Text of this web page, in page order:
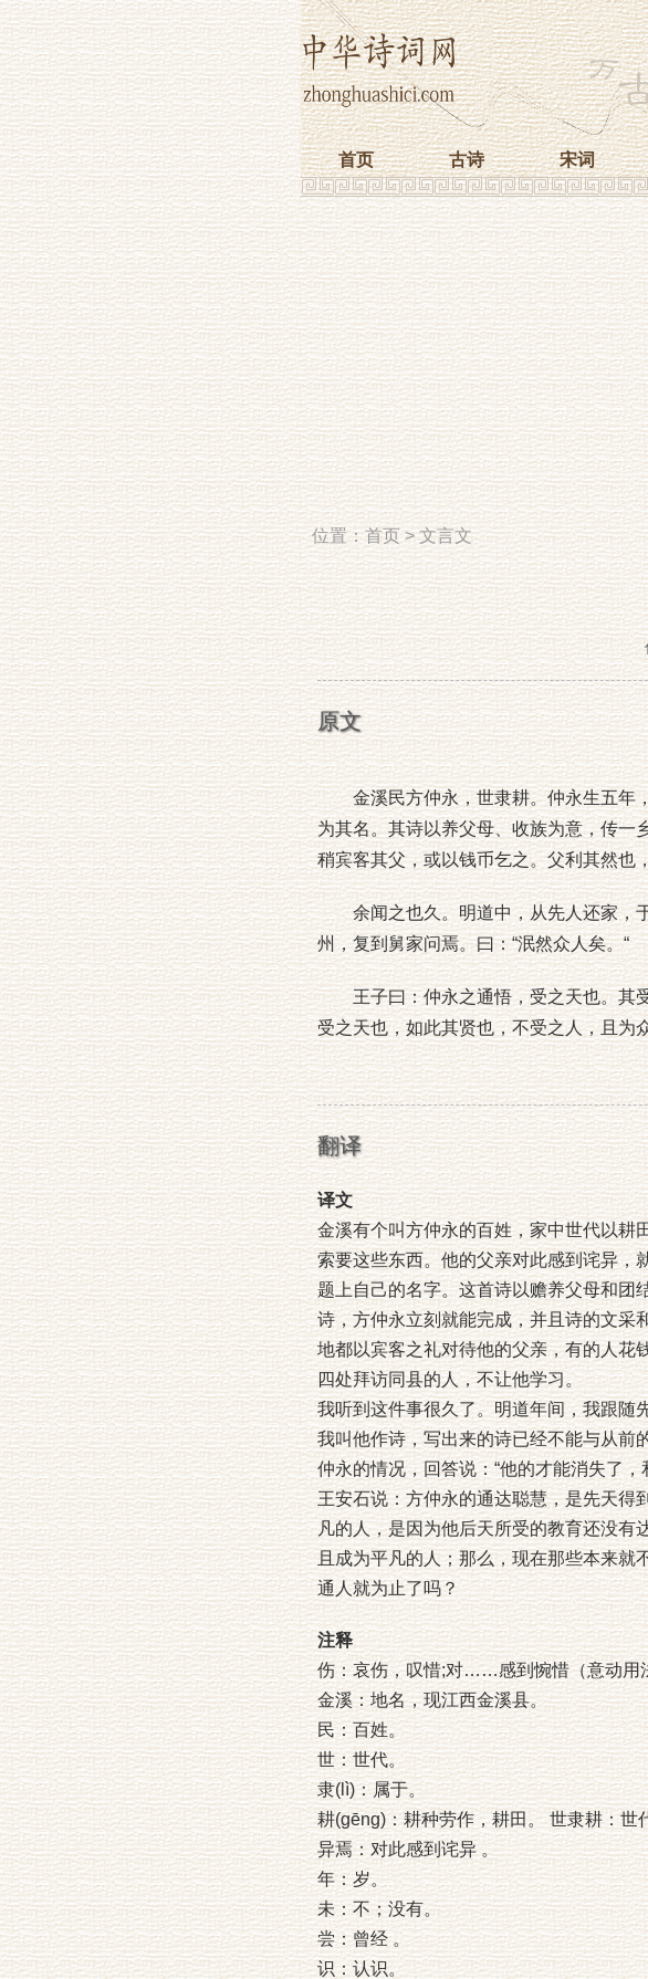
首页 古诗 宋词
位置：首页>文言文
原文
金溪民方仲永，世隶耕。仲永生五年，
为其名。其诗以养父母、收族为意，传一
稍宾客其父，或以钱币乞之。父利其然也
余闻之也久。明道中，从先人还家，于
州，复到舅家问焉。曰：“泯然众人矣。“
王子曰：仲永之通悟，受之天也。其受
受之天也，如此其贤也，不受之人，且为
翻译
译文
金溪有个叫方仲永的百姓，家中世代以耕
索要这些东西。他的父亲对此感到诧异，
题上自己的名字。这首诗以赡养父母和团
诗，方仲永立刻就能完成，并且诗的文采
地都以宾客之礼对待他的父亲，有的人花
四处拜访同县的人，不让他学习。
我听到这件事很久了。明道年间，我跟随
我叫他作诗，写出来的诗已经不能与从前
仲永的情况，回答说：“他的才能消失了
王安石说：方仲永的通达聪慧，是先天得
凡的人，是因为他后天所受的教育还没
且成为平凡的人；那么，现在那些本来就
通人就为止了吗？
注释
伤：哀伤，叹惜;对……感到惋惜（意动用
金溪：地名，现江西金溪县。
民：百姓。
世：世代。
隶(lì)：属于。
耕(gēng)：耕种劳作，耕田。 世隶耕：世
异焉：对此感到诧异 。
年：岁。
未：不；没有。
尝：曾经 。
识：认识。